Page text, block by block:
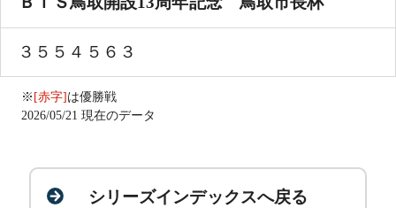
３５５４５６３
※[赤字]は優勝戦
2026/05/21 現在のデータ
シリーズインデックスへ戻る